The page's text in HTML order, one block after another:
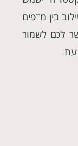
בין מדפים
לכם לשמור
עת.